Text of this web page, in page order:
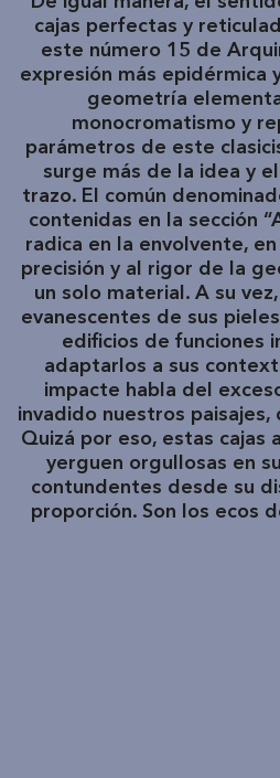
cajas perfectas y
este número 15 de
expresión más epidérmica
geometría
monocromatismo y
parámetros de este
surge más de la idea y
trazo. El común
contenidas en la sección
radica en la envolvente,
precisión y al rigor de la
un solo material. A su
evanescentes de sus
edificios de funciones
adaptarlos a sus
impacte habla del
invadido nuestros
Quizá por eso, estas cajas
yerguen orgullosas en
contundentes desde su
proporción. Son los ecos